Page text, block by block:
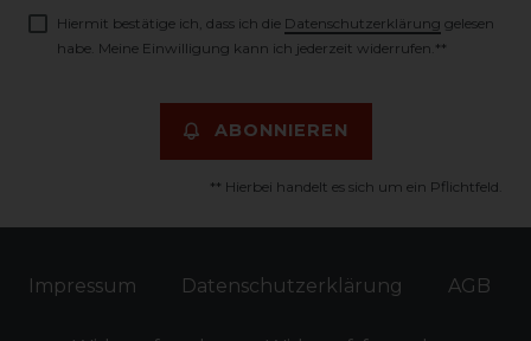
Hiermit bestätige ich, dass ich die Daten­schutz­erklärung gelesen
habe. Meine Einwilligung kann ich jederzeit widerrufen.**
ABONNIEREN
** Hierbei handelt es sich um ein Pflichtfeld.
Impressum Daten­schutz­erklärung AGB